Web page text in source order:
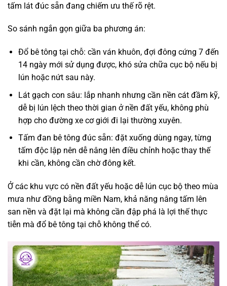
tấm lát đúc sẵn đang chiếm ưu thế rõ rệt.
So sánh ngắn gọn giữa ba phương án:
Đổ bê tông tại chỗ: cần ván khuôn, đợi đông cứng 7 đến
14 ngày mới sử dụng được, khó sửa chữa cục bộ nếu bị
lún hoặc nứt sau này.
Lát gạch con sâu: lắp nhanh nhưng cần nền cát đầm kỹ,
dễ bị lún lệch theo thời gian ở nền đất yếu, không phù
hợp cho đường xe cơ giới đi lại thường xuyên.
Tấm đan bê tông đúc sẵn: đặt xuống dùng ngay, từng
tấm độc lập nên dễ nâng lên điều chỉnh hoặc thay thế
khi cần, không cần chờ đông kết.
Ở các khu vực có nền đất yếu hoặc dễ lún cục bộ theo mùa
mưa như đồng bằng miền Nam, khả năng nâng tấm lên
san nền và đặt lại mà không cần đập phá là lợi thế thực
tiễn mà đổ bê tông tại chỗ không thể có.